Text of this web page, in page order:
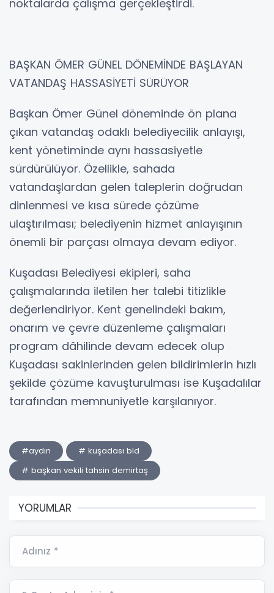
noktalarda çalışma gerçekleştirdi.
BAŞKAN ÖMER GÜNEL DÖNEMİNDE BAŞLAYAN
VATANDAŞ HASSASİYETİ SÜRÜYOR
Başkan Ömer Günel döneminde ön plana
çıkan vatandaş odaklı belediyecilik anlayışı,
kent yönetiminde aynı hassasiyetle
sürdürülüyor. Özellikle, sahada
vatandaşlardan gelen taleplerin doğrudan
dinlenmesi ve kısa sürede çözüme
ulaştırılması; belediyenin hizmet anlayışının
önemli bir parçası olmaya devam ediyor.
Kuşadası Belediyesi ekipleri, saha
çalışmalarında iletilen her talebi titizlikle
değerlendiriyor. Kent genelindeki bakım,
onarım ve çevre düzenleme çalışmaları
program dâhilinde devam edecek olup
Kuşadası sakinlerinden gelen bildirimlerin hızlı
şekilde çözüme kavuşturulması ise Kuşadalılar
tarafından memnuniyetle karşılanıyor.
#aydın
# kuşadası bld
# başkan vekili tahsin demirtaş
YORUMLAR
Adınız *